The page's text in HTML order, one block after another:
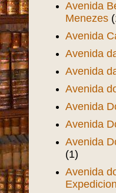
Avenida
Menezes
Avenida
Avenida
Avenida
Avenida
Avenida
Avenida
Avenida
(1)
Avenida